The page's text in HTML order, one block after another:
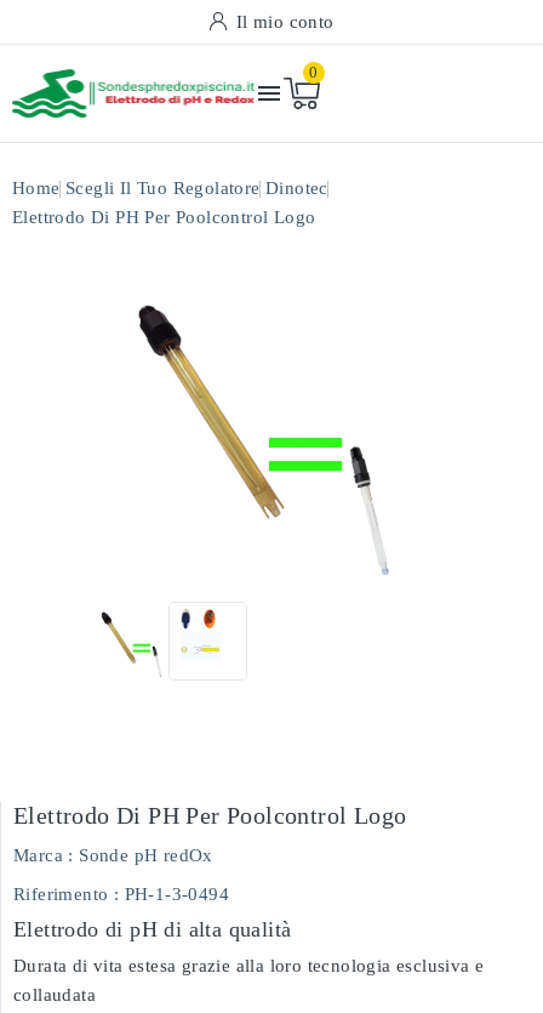
Il mio conto

0
Home Scegli Il Tuo Regolatore Dinotec
Elettrodo Di PH Per Poolcontrol Logo
Elettrodo Di PH Per Poolcontrol Logo
Marca : Sonde pH redOx
Riferimento : PH-1-3-0494
Elettrodo di pH di alta qualità
Durata di vita estesa grazie alla loro tecnologia esclusiva e
collaudata